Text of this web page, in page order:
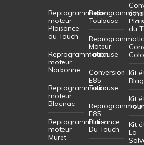
Reprogrammation
moteur
Plaisance
du Touch
Reprogrammation
moteur
Narbonne
Reprogrammation
moteur
Blagnac
Reprogrammation
moteur
Muret
Toulouse
Moteur
Toulouse
Conversion
E85
Toulouse
E85
Plaisance
Du Touch
du
Kit
Kit
Kit
La